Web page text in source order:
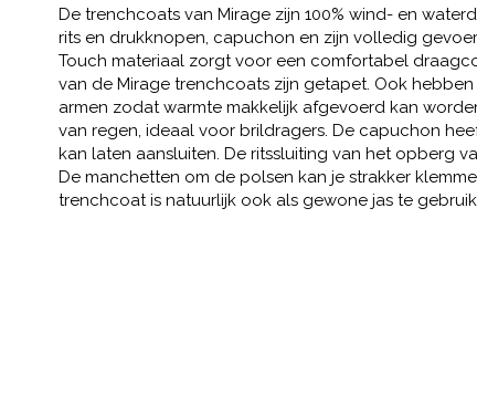
De trenchcoats van Mirage zijn 100% wind- en
rits en drukknopen, capuchon en zijn volledig
Touch materiaal zorgt voor een comfortabel
van de Mirage trenchcoats zijn getapet. Ook
armen zodat warmte makkelijk afgevoerd kan
van regen, ideaal voor brildragers. De capuchon
kan laten aansluiten. De ritssluiting van het opberg
De manchetten om de polsen kan je strakker
trenchcoat is natuurlijk ook als gewone jas te